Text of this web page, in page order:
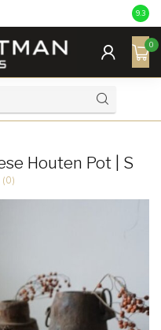
9.3
0
Houten Pot | S
(0)